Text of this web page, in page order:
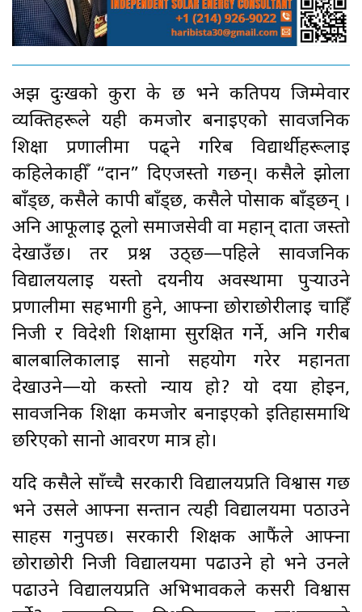
अझ दुःखको कुरा के छ भने कतिपय जिम्मेवार
व्यक्तिहरूले यही कमजोर बनाइएको सार्वजनिक
शिक्षा प्रणालीमा पढ्ने गरिब विद्यार्थीहरूलाई
कहिलेकाहीँ “दान” दिएजस्तो गर्छन्। कसैले झोला
बाँड्छ, कसैले कापी बाँड्छ, कसैले पोसाक बाँड्छन् ।
अनि आफूलाई ठूलो समाजसेवी वा महान् दाता जस्तो
देखाउँछ। तर प्रश्न उठ्छ—पहिले सार्वजनिक
विद्यालयलाई यस्तो दयनीय अवस्थामा पुर्‍याउने
प्रणालीमा सहभागी हुने, आफ्ना छोराछोरीलाई चाहिँ
निजी र विदेशी शिक्षामा सुरक्षित गर्ने, अनि गरीब
बालबालिकालाई सानो सहयोग गरेर महानता
देखाउने—यो कस्तो न्याय हो? यो दया होइन,
सार्वजनिक शिक्षा कमजोर बनाइएको इतिहासमाथि
छरिएको सानो आवरण मात्र हो।
यदि कसैले साँच्चै सरकारी विद्यालयप्रति विश्वास गर्छ
भने उसले आफ्ना सन्तान त्यही विद्यालयमा पठाउने
साहस गर्नुपर्छ। सरकारी शिक्षक आफैंले आफ्ना
छोराछोरी निजी विद्यालयमा पढाउने हो भने उनले
पढाउने विद्यालयप्रति अभिभावकले कसरी विश्वास